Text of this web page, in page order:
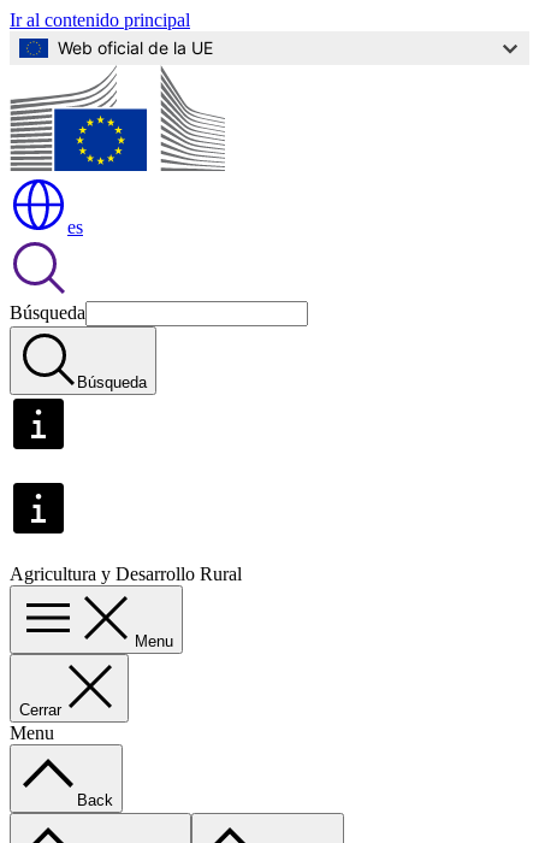
Ir al contenido principal
Web oficial de la UE
es
Búsqueda
Búsqueda
Agricultura y Desarrollo Rural
Menu
Cerrar
Menu
Back